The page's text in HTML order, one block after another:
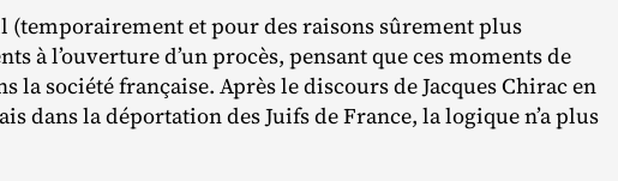
et pour des raisons sûrement plus
à l’ouverture d’un procès, pensant que ces moments de
société française. Après le discours de Jacques Chirac en
dans la déportation des Juifs de France, la logique n’a plus